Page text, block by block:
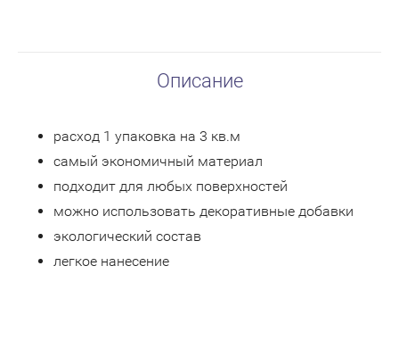
Описание
расход 1 упаковка на 3 кв.м
самый экономичный материал
подходит для любых поверхностей
можно использовать декоративные добавки
экологический состав
легкое нанесение